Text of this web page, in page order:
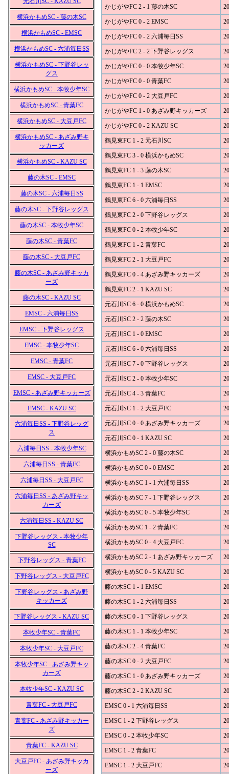
横浜かもめSC - 藤の木SC
横浜かもめSC - EMSC
横浜かもめSC - 六浦毎日SS
横浜かもめSC - 下野谷レッ
グス
横浜かもめSC - 本牧少年SC
横浜かもめSC - 青葉FC
横浜かもめSC - 大豆戸FC
横浜かもめSC - あざみ野キ
ッカーズ
横浜かもめSC - KAZU SC
藤の木SC - EMSC
藤の木SC - 六浦毎日SS
藤の木SC - 下野谷レッグス
藤の木SC - 本牧少年SC
藤の木SC - 青葉FC
藤の木SC - 大豆戸FC
藤の木SC - あざみ野キッカ
ーズ
藤の木SC - KAZU SC
EMSC - 六浦毎日SS
EMSC - 下野谷レッグス
EMSC - 本牧少年SC
EMSC - 青葉FC
EMSC - 大豆戸FC
EMSC - あざみ野キッカーズ
EMSC - KAZU SC
六浦毎日SS - 下野谷レッグ
ス
六浦毎日SS - 本牧少年SC
六浦毎日SS - 青葉FC
六浦毎日SS - 大豆戸FC
六浦毎日SS - あざみ野キッ
カーズ
六浦毎日SS - KAZU SC
下野谷レッグス - 本牧少年
SC
下野谷レッグス - 青葉FC
下野谷レッグス - 大豆戸FC
下野谷レッグス - あざみ野
キッカーズ
下野谷レッグス - KAZU SC
本牧少年SC - 青葉FC
本牧少年SC - 大豆戸FC
本牧少年SC - あざみ野キッ
カーズ
本牧少年SC - KAZU SC
青葉FC - 大豆戸FC
青葉FC - あざみ野キッカー
ズ
青葉FC - KAZU SC
大豆戸FC - あざみ野キッカ
ーズ
かじがやFC 2 - 1 藤の木SC
かじがやFC 0 - 2 EMSC
かじがやFC 0 - 2 六浦毎日SS
かじがやFC 2 - 2 下野谷レッグス
かじがやFC 0 - 0 本牧少年SC
かじがやFC 0 - 0 青葉FC
かじがやFC 0 - 2 大豆戸FC
かじがやFC 1 - 0 あざみ野キッカーズ
かじがやFC 0 - 2 KAZU SC
鶴見東FC 1 - 2 元石川SC
鶴見東FC 3 - 0 横浜かもめSC
鶴見東FC 1 - 3 藤の木SC
鶴見東FC 1 - 1 EMSC
鶴見東FC 6 - 0 六浦毎日SS
鶴見東FC 2 - 0 下野谷レッグス
鶴見東FC 0 - 2 本牧少年SC
鶴見東FC 1 - 2 青葉FC
鶴見東FC 2 - 1 大豆戸FC
鶴見東FC 0 - 4 あざみ野キッカーズ
鶴見東FC 2 - 1 KAZU SC
元石川SC 6 - 0 横浜かもめSC
元石川SC 2 - 2 藤の木SC
元石川SC 1 - 0 EMSC
元石川SC 6 - 0 六浦毎日SS
元石川SC 7 - 0 下野谷レッグス
元石川SC 2 - 0 本牧少年SC
元石川SC 4 - 3 青葉FC
元石川SC 1 - 2 大豆戸FC
元石川SC 0 - 0 あざみ野キッカーズ
元石川SC 0 - 1 KAZU SC
横浜かもめSC 2 - 0 藤の木SC
横浜かもめSC 0 - 0 EMSC
横浜かもめSC 1 - 1 六浦毎日SS
横浜かもめSC 7 - 1 下野谷レッグス
横浜かもめSC 0 - 5 本牧少年SC
横浜かもめSC 1 - 2 青葉FC
横浜かもめSC 0 - 4 大豆戸FC
横浜かもめSC 2 - 1 あざみ野キッカーズ
横浜かもめSC 0 - 5 KAZU SC
藤の木SC 1 - 1 EMSC
藤の木SC 1 - 2 六浦毎日SS
藤の木SC 0 - 1 下野谷レッグス
藤の木SC 1 - 1 本牧少年SC
藤の木SC 2 - 4 青葉FC
藤の木SC 0 - 2 大豆戸FC
藤の木SC 1 - 0 あざみ野キッカーズ
藤の木SC 2 - 2 KAZU SC
EMSC 0 - 1 六浦毎日SS
EMSC 1 - 2 下野谷レッグス
EMSC 0 - 2 本牧少年SC
EMSC 1 - 2 青葉FC
EMSC 1 - 2 大豆戸FC